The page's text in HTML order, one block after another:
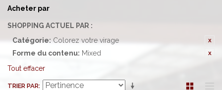
Acheter par
SHOPPING ACTUEL PAR :
Catégorie: Colorez votre virage
Forme du contenu: Mixed
Tout effacer
TRIER PAR